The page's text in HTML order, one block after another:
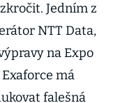
Jedním z
NTT Data,
na Expo
Exaforce má
falešná